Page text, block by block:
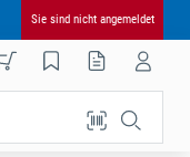
Sie sind nicht angemeldet